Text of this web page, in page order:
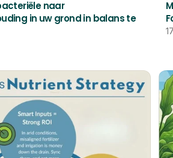
naar
in uw grond in balans te